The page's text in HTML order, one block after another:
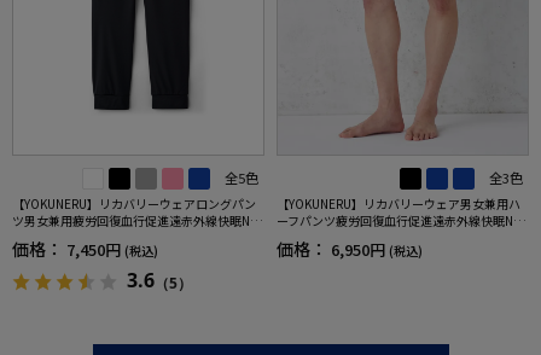
全5色
【YOKUNERU】リカバリーウェアロングパン
ツ男女兼用疲労回復血行促進遠赤外線快眠NA
NOMIX(R)【一般医療機器】SS～LLサイズ
価格： 7,450円 (税込)
3.6 （5）
全3色
【YOKUNERU】リカバリーウェア男女兼用ハ
ーフパンツ疲労回復血行促進遠赤外線快眠NA
NOMIX(R)【一般医療機器】SS～LLサイズ
価格： 6,950円 (税込)